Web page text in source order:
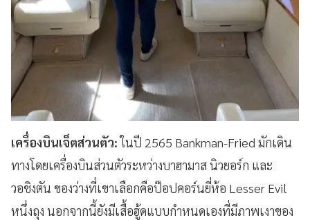
เครื่องบินเจ็ตส่วนตัว:ในปี 2565 Bankman-Fried มักเดิน
ทางโดยเครื่องบินส่วนตัวระหว่างบาฮามาส นิวยอร์ก และ
วอชิงตัน ของว่างที่เขาเลือกคือป๊อปคอร์นยี่ห้อ Lesser Evil
หนึ่งถุง นอกจากนี้ยังมีเสื้อฮู้ดแบบกำหนดเองที่มีภาพเงาของ